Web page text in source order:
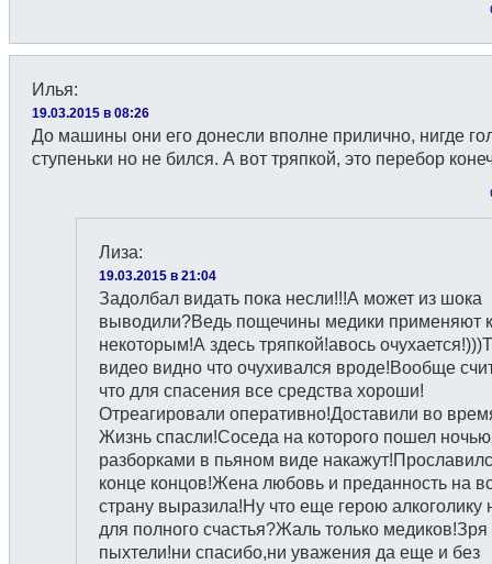
Илья:
19.03.2015 в 08:26
До машины они его донесли вполне прилично, нигде
ступеньки но не бился. А вот тряпкой, это перебор
Лиза:
19.03.2015 в 21:04
Задолбал видать пока несли!!!А может из шока
выводили?Ведь пощечины медики применяют к
некоторым!А здесь тряпкой!авось
видео видно что очухивался вроде!Вообще
что для спасения все средства хороши!
Отреагировали оперативно!Доставили во
Жизнь спасли!Соседа на которого пошел
разборками в пьяном виде
конце концов!Жена любовь и преданность на
страну выразила!Ну что еще герою алкоголику
для полного счастья?Жаль только медиков!Зря
пыхтели!ни спасибо,ни уважения да еще и без